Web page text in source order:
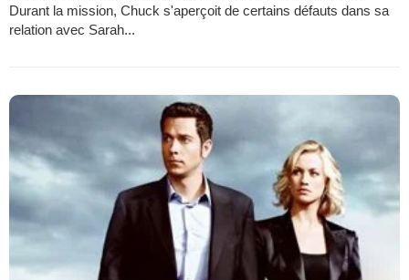
Durant la mission, Chuck s'aperçoit de certains défauts dans sa
relation avec Sarah...